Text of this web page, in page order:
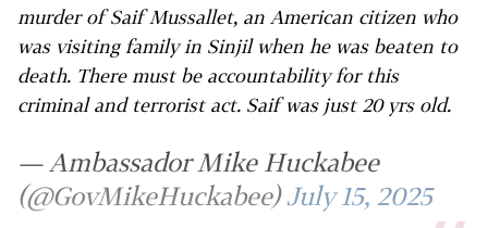
murder of Saif Mussallet, an American citizen who
was visiting family in Sinjil when he was beaten to
death. There must be accountability for this
criminal and terrorist act. Saif was just 20 yrs old.
— Ambassador Mike Huckabee
(@GovMikeHuckabee)July 15, 2025